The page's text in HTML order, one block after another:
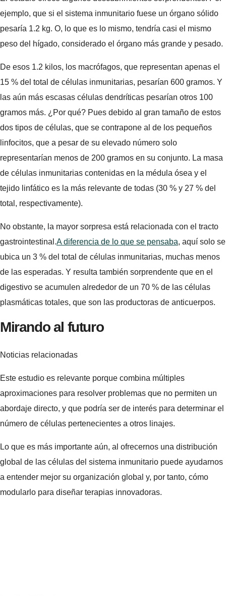
ejemplo, que si el sistema inmunitario fuese un órgano sólido
pesaría 1.2 kg. O, lo que es lo mismo, tendría casi el mismo
peso del hígado, considerado el órgano más grande y pesado.
De esos 1.2 kilos, los macrófagos, que representan apenas el
15 % del total de células inmunitarias, pesarían 600 gramos. Y
las aún más escasas células dendríticas pesarían otros 100
gramos más. ¿Por qué? Pues debido al gran tamaño de estos
dos tipos de células, que se contrapone al de los pequeños
linfocitos, que a pesar de su elevado número solo
representarían menos de 200 gramos en su conjunto. La masa
de células inmunitarias contenidas en la médula ósea y el
tejido linfático es la más relevante de todas (30 % y 27 % del
total, respectivamente).
No obstante, la mayor sorpresa está relacionada con el tracto
gastrointestinal.A diferencia de lo que se pensaba, aquí solo se
ubica un 3 % del total de células inmunitarias, muchas menos
de las esperadas. Y resulta también sorprendente que en el
digestivo se acumulen alrededor de un 70 % de las células
plasmáticas totales, que son las productoras de anticuerpos.
Mirando al futuro
Noticias relacionadas
Este estudio es relevante porque combina múltiples
aproximaciones para resolver problemas que no permiten un
abordaje directo, y que podría ser de interés para determinar el
número de células pertenecientes a otros linajes.
Lo que es más importante aún, al ofrecernos una distribución
global de las células del sistema inmunitario puede ayudarnos
a entender mejor su organización global y, por tanto, cómo
modularlo para diseñar terapias innovadoras.